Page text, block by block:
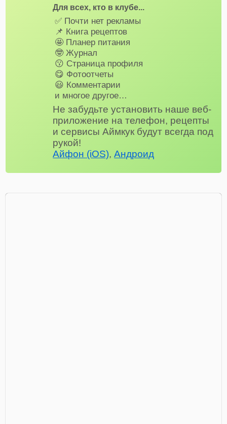
Для всех, кто в клубе...
✅ Почти нет рекламы
📌 Книга рецептов
🤩 Планер питания
🤓 Журнал
😗 Страница профиля
😋 Фотоотчеты
😃 Комментарии
и многое другое…
Не забудьте установить наше веб-
приложение на телефон, рецепты
и сервисы Аймкук будут всегда под
рукой!
Айфон (iOS),Андроид